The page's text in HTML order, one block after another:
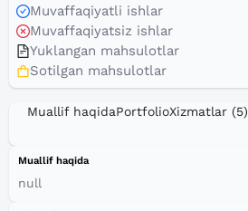
Muvaffaqiyatli ishlar
Muvaffaqiyatsiz ishlar
Yuklangan mahsulotlar
Sotilgan mahsulotlar
Muallif haqidaPortfolioXizmatlar (5)
Muallif haqida
null